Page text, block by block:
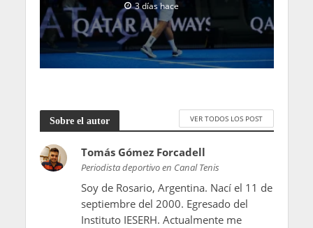
3 días hace
Sobre el autor VER TODOS LOS POST
Tomás Gómez Forcadell
Periodista deportivo en Canal Tenis
Soy de Rosario, Argentina. Nací el 11 de
septiembre del 2000. Egresado del
Instituto IESERH. Actualmente me